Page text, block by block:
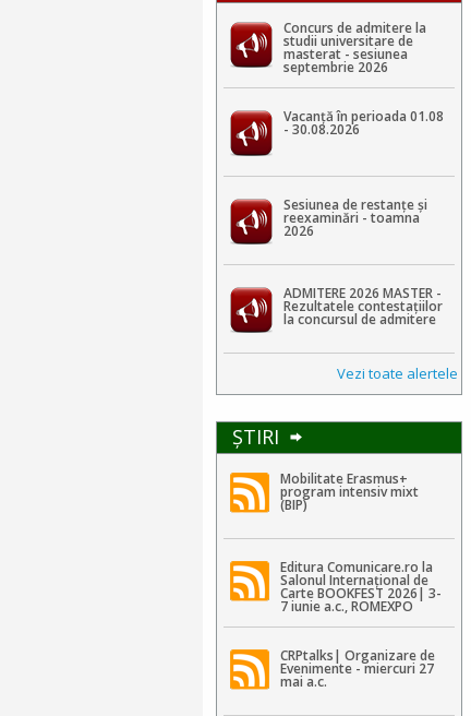
Concurs de admitere la
studii universitare de
masterat - sesiunea
septembrie 2026
Vacanță în perioada 01.08
- 30.08.2026
Sesiunea de restanțe și
reexaminări - toamna
2026
ADMITERE 2026 MASTER -
Rezultatele contestaţiilor
la concursul de admitere
Vezi toate alertele
ŞTIRI
Mobilitate Erasmus+
program intensiv mixt
(BIP)
Editura Comunicare.ro la
Salonul Internațional de
Carte BOOKFEST 2026| 3-
7 iunie a.c., ROMEXPO
CRPtalks| Organizare de
Evenimente - miercuri 27
mai a.c.